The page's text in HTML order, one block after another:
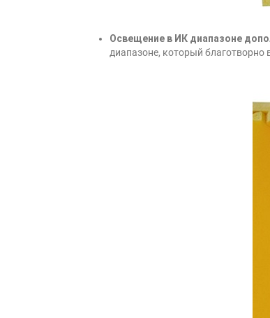
Освещение в ИК диапазоне
диапазоне, который благотворно